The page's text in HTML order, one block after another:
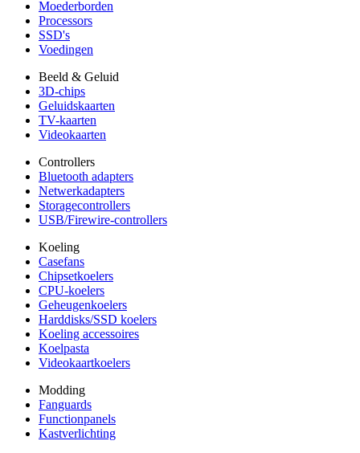
Moederborden
Processors
SSD's
Voedingen
Beeld & Geluid
3D-chips
Geluidskaarten
TV-kaarten
Videokaarten
Controllers
Bluetooth adapters
Netwerkadapters
Storagecontrollers
USB/Firewire-controllers
Koeling
Casefans
Chipsetkoelers
CPU-koelers
Geheugenkoelers
Harddisks/SSD koelers
Koeling accessoires
Koelpasta
Videokaartkoelers
Modding
Fanguards
Functionpanels
Kastverlichting